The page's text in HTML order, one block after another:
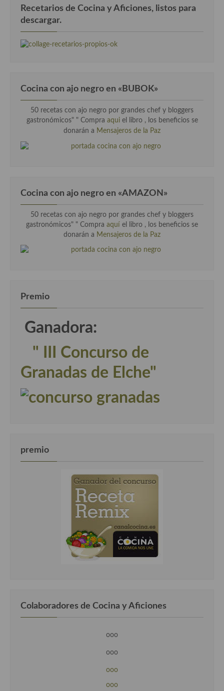
Recetarios de Cocina y Aficiones, listos para
descargar.
Cocina con ajo negro en «BUBOK»
50 recetas con ajo negro por grandes chef y bloggers
gastronómicos" " Compra aqui el libro , los beneficios se
donarán a Mensajeros de la Paz
Cocina con ajo negro en «AMAZON»
50 recetas con ajo negro por grandes chef y bloggers
gastronómicos" " Compra aquí el libro , los beneficios se
donarán a Mensajeros de la Paz
Premio
Ganadora:
" III Concurso de
Granadas de Elche"
premio
Colaboradores de Cocina y Aficiones
ooo
ooo
ooo
ooo